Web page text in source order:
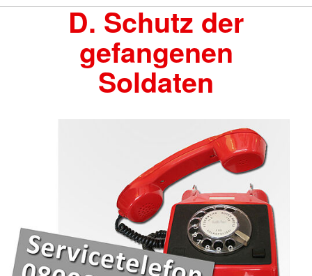
D. Schutz der
gefangenen
Soldaten